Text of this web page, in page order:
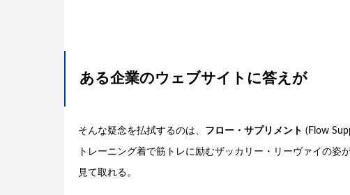
ある企業のウェブサイトに答えが
そんな疑念を払拭するのは、 フロー・サプリメント (Flow
トレーニング着で筋トレに励むザッカリー・リーヴァイの
見て取れる。